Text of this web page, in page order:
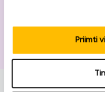
Priimti
Miestas*